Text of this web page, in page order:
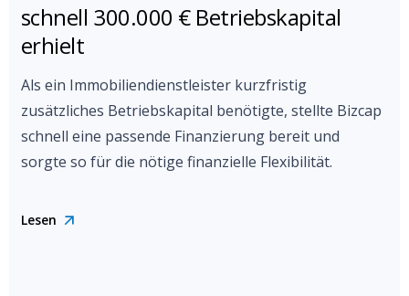
schnell 300.000 € Betriebskapital
erhielt
Als ein Immobiliendienstleister kurzfristig
zusätzliches Betriebskapital benötigte, stellte Bizcap
schnell eine passende Finanzierung bereit und
sorgte so für die nötige finanzielle Flexibilität.
Lesen